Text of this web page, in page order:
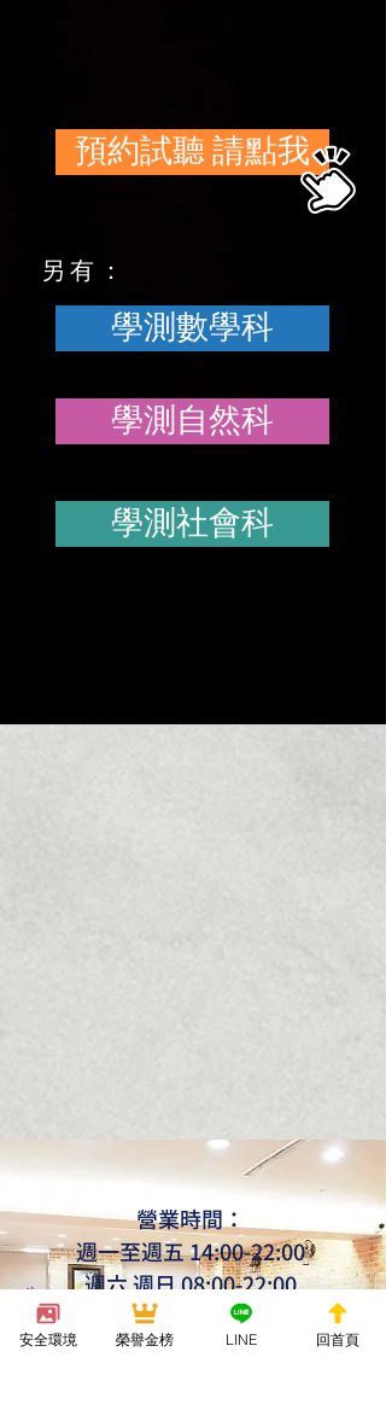
另有：
預約試聽 請點我
學測數學科
學測自然科
學測社會科
營業時間：
週一至週五 14:00-22:00
週六週日 08:00-22:00
安全環境 榮譽金榜 LINE 回首頁